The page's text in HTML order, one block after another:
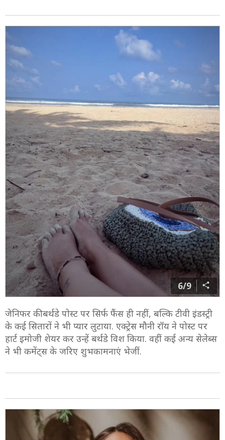
6/9
जेनिफर की बर्थडे पोस्ट पर सिर्फ फैंस ही नहीं, बल्कि टीवी इंडस्ट्री
के कई सितारों ने भी प्यार लुटाया. एक्ट्रेस मौनी रॉय ने पोस्ट पर
हार्ट इमोजी शेयर कर उन्हें बर्थडे विश किया. वहीं कई अन्य सेलेब्स
ने भी कमेंट्स के जरिए शुभकामनाएं भेजीं.